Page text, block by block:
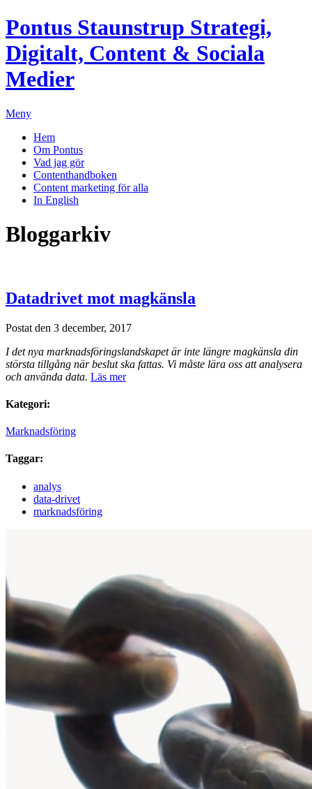
Pontus Staunstrup Strategi,
Digitalt, Content & Sociala
Medier
Meny
Hem
Om Pontus
Vad jag gör
Contenthandboken
Content marketing för alla
In English
Bloggarkiv
Datadrivet mot magkänsla
Postat den 3 december, 2017
I det nya marknadsföringslandskapet är inte längre magkänsla din
största tillgång när beslut ska fattas. Vi måste lära oss att analysera
och använda data. Läs mer
Kategori:
Marknadsföring
Taggar:
analys
data-drivet
marknadsföring